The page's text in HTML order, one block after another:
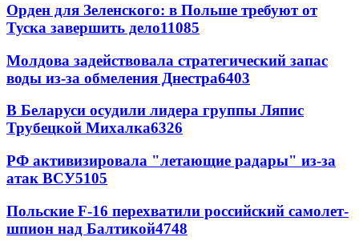
Орден для Зеленского: в Польше требуют от
Туска завершить дело11085
Молдова задействовала стратегический запас
воды из-за обмеления Днестра6403
В Беларуси осудили лидера группы Ляпис
Трубецкой Михалка6326
РФ активизировала "летающие радары" из-за
атак ВСУ5105
Польские F-16 перехватили российский самолет-
шпион над Балтикой4748